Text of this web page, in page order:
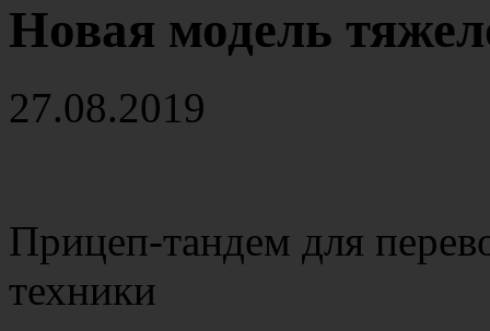
Новая модель
27.08.2019
Прицеп-тандем для
техники